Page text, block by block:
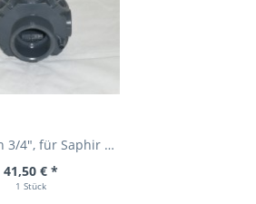
Filterstern 3/4", für Saphir Filter ohne...
41,50 € *
1 Stück